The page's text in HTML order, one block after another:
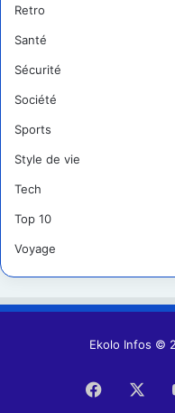
Retro
Santé
Sécurité
Société
Sports
Style de vie
Tech
Top 10
Voyage
Ekolo Infos ©